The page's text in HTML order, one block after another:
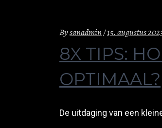
Bysanadmin 15. augustus
8X TIPS:
OPTIMAAL?
De uitdaging van een